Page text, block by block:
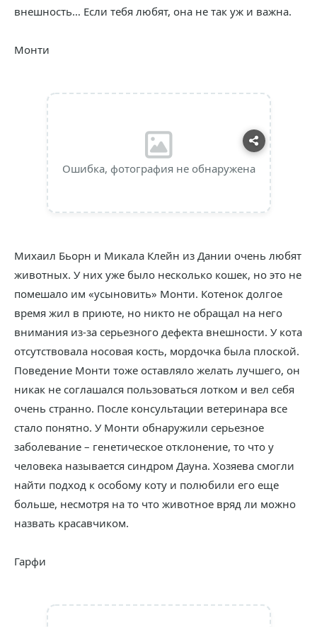
внешность… Если тебя любят, она не так уж и важна.
Монти
Ошибка, фотография не обнаружена
Михаил Бьорн и Микала Клейн из Дании очень любят
животных. У них уже было несколько кошек, но это не
помешало им «усыновить» Монти. Котенок долгое
время жил в приюте, но никто не обращал на него
внимания из-за серьезного дефекта внешности. У кота
отсутствовала носовая кость, мордочка была плоской.
Поведение Монти тоже оставляло желать лучшего, он
никак не соглашался пользоваться лотком и вел себя
очень странно. После консультации ветеринара все
стало понятно. У Монти обнаружили серьезное
заболевание – генетическое отклонение, то что у
человека называется синдром Дауна. Хозяева смогли
найти подход к особому коту и полюбили его еще
больше, несмотря на то что животное вряд ли можно
назвать красавчиком.
Гарфи